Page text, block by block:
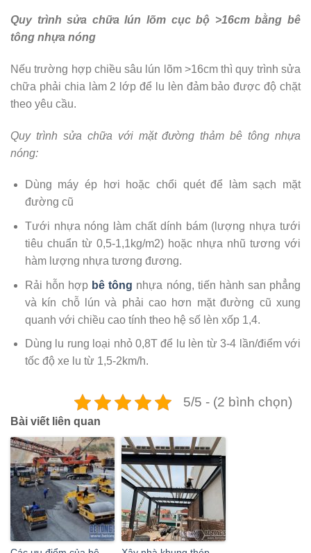
Quy trình sửa chữa lún lõm cục bộ >16cm bằng bê
tông nhựa nóng
Nếu trường hợp chiều sâu lún lõm >16cm thì quy trình sửa
chữa phải chia làm 2 lớp để lu lèn đảm bảo được độ chặt
theo yêu cầu.
Quy trình sửa chữa với mặt đường thảm bê tông nhựa
nóng:
Dùng máy ép hơi hoặc chổi quét để làm sạch mặt
đường cũ
Tưới nhựa nóng làm chất dính bám (lượng nhựa tưới
tiêu chuẩn từ 0,5-1,1kg/m2) hoặc nhựa nhũ tương với
hàm lượng nhựa tương đương.
Rải hỗn hợp bê tông nhựa nóng, tiến hành san phẳng
và kín chỗ lún và phải cao hơn mặt đường cũ xung
quanh với chiều cao tính theo hệ số lèn xốp 1,4.
Dùng lu rung loại nhỏ 0,8T để lu lèn từ 3-4 lần/điểm với
tốc độ xe lu từ 1,5-2km/h.
5/5 - (2 bình chọn)
Bài viết liên quan